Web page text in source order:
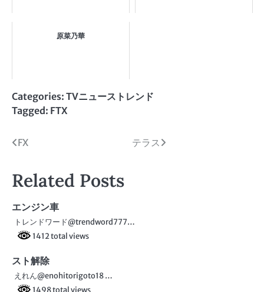
原菜乃華
Categories: TVニューストレンド
Tagged: FTX
投
ナ
ビ
ゲ
シ
FX テラス
Related Posts
エンジン車
トレンドワード@trendword777…
1412 total views
スト解除
えれん@enohitorigoto18 …
1498 total views